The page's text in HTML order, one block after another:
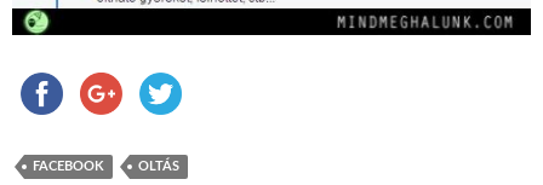
FACEBOOK OLTÁS